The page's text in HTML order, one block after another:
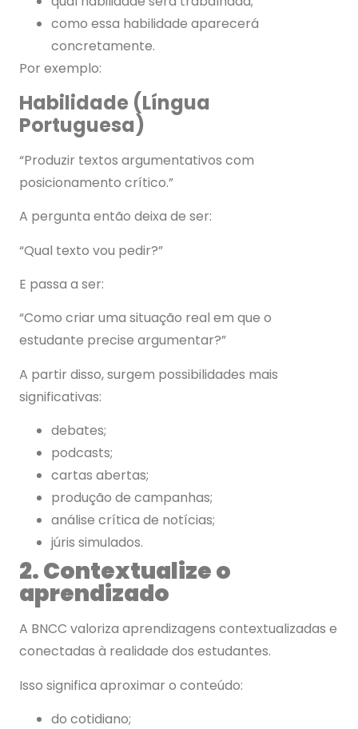
como essa habilidade aparecerá
concretamente.
Por exemplo:
Habilidade (Língua
Portuguesa)
“Produzir textos argumentativos com
posicionamento crítico.”
A pergunta então deixa de ser:
“Qual texto vou pedir?”
E passa a ser:
“Como criar uma situação real em que o
estudante precise argumentar?”
A partir disso, surgem possibilidades mais
significativas:
debates;
podcasts;
cartas abertas;
produção de campanhas;
análise crítica de notícias;
júris simulados.
2. Contextualize o
aprendizado
A BNCC valoriza aprendizagens contextualizadas e
conectadas à realidade dos estudantes.
Isso significa aproximar o conteúdo:
do cotidiano;